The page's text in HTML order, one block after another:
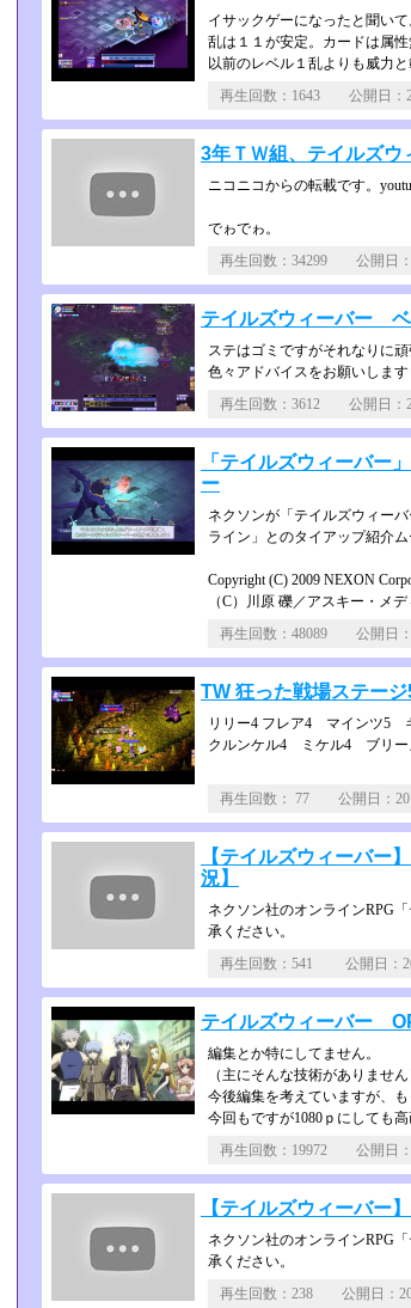
イサックゲーになったと聞いて
乱は１１が安定。カードは属
以前のレベル１乱よりも威力
再生回数：1643 公開日
3年ＴＷ組、テイルズウ
ニコニコからの転載です。
でゎでゎ。
再生回数：34299 公開日
テイルズウィーバー
ステはゴミですがそれなりに頑
色々アドバイスをお願いします
再生回数：3612 公開日
「テイルズウィーバー
ー
ネクソンが「テイルズウィー
ライン」とのタイアップ紹介ム
Copyright (C) 2009 NEXON
（C）川原 礫／アスキー・メ
再生回数：48089 公開日
TW 狂った戦場ステー
リリー4 フレア4 マインツ5
クルンケル4 ミケル4 ブリ
再生回数： 77 公開日：
【テイルズウィーバー
況】
ネクソン社のオンラインRPG
承ください。
再生回数：541 公開日：
テイルズウィーバー
編集とか特にしてません。
（主にそんな技術がありません
今後編集を考えていますが、
今回もですが1080ｐにしても
再生回数：19972 公開日
【テイルズウィーバー
ネクソン社のオンラインRPG
承ください。
再生回数：238 公開日：